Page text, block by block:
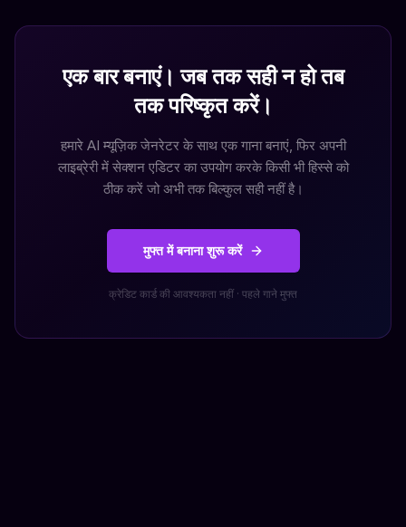
एक बार बनाएं। जब तक सही न हो तब
तक परिष्कृत करें।
हमारे AI म्यूज़िक जेनरेटर के साथ एक गाना बनाएं, फिर अपनी
लाइब्रेरी में सेक्शन एडिटर का उपयोग करके किसी भी हिस्से को
ठीक करें जो अभी तक बिल्कुल सही नहीं है।
मुफ्त में बनाना शुरू करें
क्रेडिट कार्ड की आवश्यकता नहीं · पहले गाने मुफ्त